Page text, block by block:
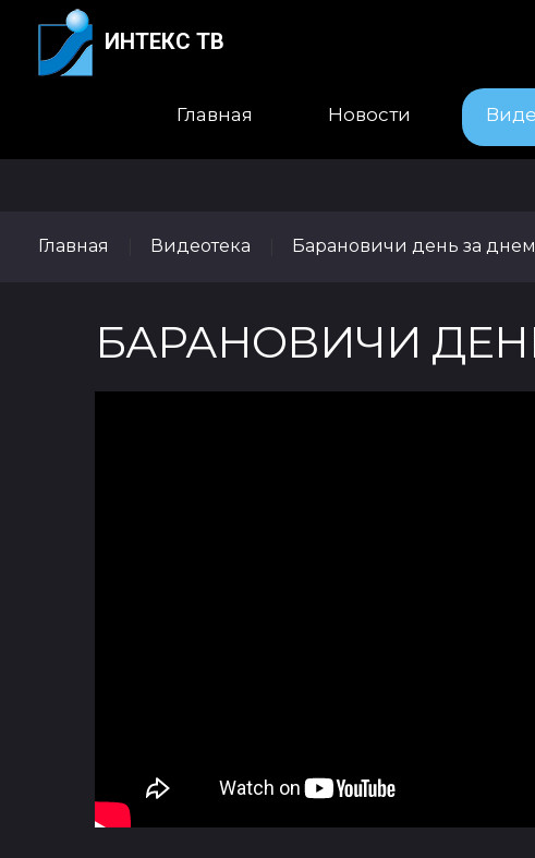
ИНТЕКС ТВ
Главная Новости
Главная Видеотека Барановичи день за днем
БАРАНОВИЧИ